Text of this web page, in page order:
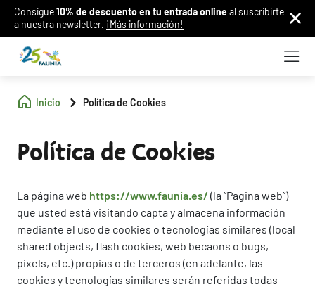
Consigue10% de descuento en tu entrada onlineal suscribirte
a nuestra newsletter. ¡Más información!
Inicio Política de Cookies
Política de Cookies
La página web https://www.faunia.es/ (la “Pagina web”)
que usted está visitando capta y almacena información
mediante el uso de cookies o tecnologías similares (local
shared objects, flash cookies, web becaons o bugs,
pixels, etc.) propias o de terceros (en adelante, las
cookies y tecnologías similares serán referidas todas